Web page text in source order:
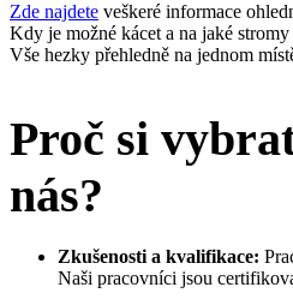
Zde najdete veškeré informace
Kdy je možné kácet a na jaké
Vše hezky přehledně na jednom
Proč si
nás ?
Zkušenosti a kvalifikace:
Naši pracovníci jsou